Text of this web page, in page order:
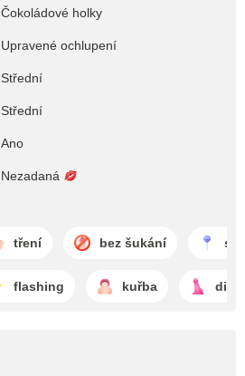
Čokoládové holky
Upravené ochlupení
Střední
Střední
Ano
Nezadaná
tření bez šukání
flashing kuřba dilda